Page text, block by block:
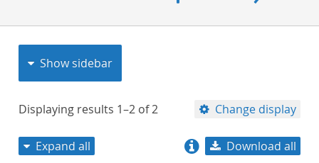
Show sidebar
Displaying results 1–2 of2 Change display
Expand all Download all